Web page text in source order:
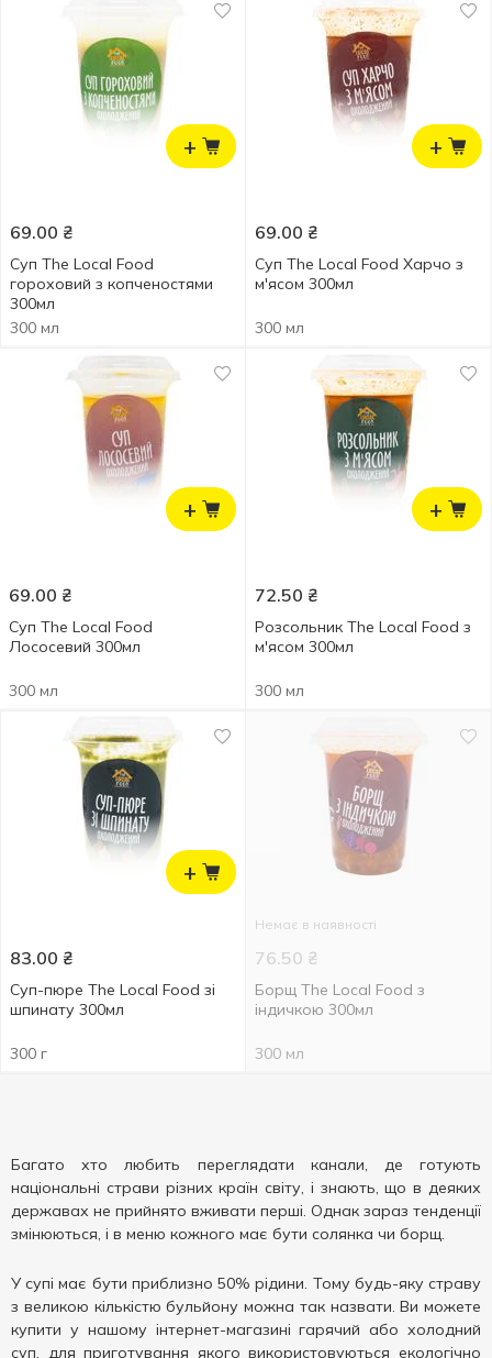
+
69.00 ₴
Суп The Local Food
гороховий з копченостями
300мл
300 мл
+
69.00 ₴
Суп The Local Food Харчо з
м'ясом 300мл
300 мл
+
69.00 ₴
Суп The Local Food
Лососевий 300мл
300 мл
+
72.50 ₴
Розсольник The Local Food з
м'ясом 300мл
300 мл
+
83.00 ₴
Суп-пюре The Local Food зі
шпинату 300мл
300 г
Немає в наявності
76.50 ₴
Борщ The Local Food з
індичкою 300мл
300 мл
Багато хто любить переглядати канали, де готують
національні страви різних країн світу, і знають, що в деяких
державах не прийнято вживати перші. Однак зараз тенденції
змінюються, і в меню кожного має бути солянка чи борщ.
У супі має бути приблизно 50% рідини. Тому будь-яку страву
з великою кількістю бульйону можна так назвати. Ви можете
купити у нашому інтернет-магазині гарячий або холодний
суп, для приготування якого використовуються екологічно